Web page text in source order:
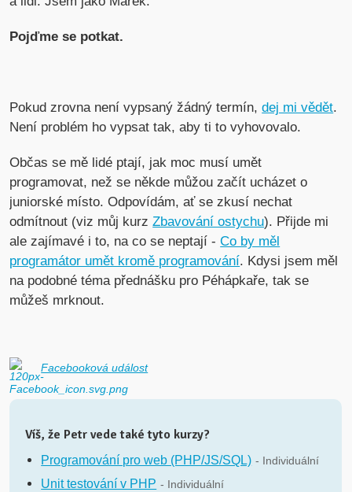
Pojďme se potkat.
Pokud zrovna není vypsaný žádný termín,dej mi vědět.
Není problém ho vypsat tak, aby ti to vyhovovalo.
Občas se mě lidé ptají, jak moc musí umět
programovat, než se někde můžou začít ucházet o
juniorské místo. Odpovídám, ať se zkusí nechat
odmítnout (viz můj kurzZbavování ostychu). Přijde mi
ale zajímavé i to, na co se neptají -Co by měl
programátor umět kromě programování. Kdysi jsem měl
na podobné téma přednášku pro Péhápkaře, tak se
můžeš mrknout.
Facebooková událost
Víš, že Petr vede také tyto kurzy?
Programování pro web (PHP/JS/SQL) - Individuální
Unit testování v PHP - Individuální